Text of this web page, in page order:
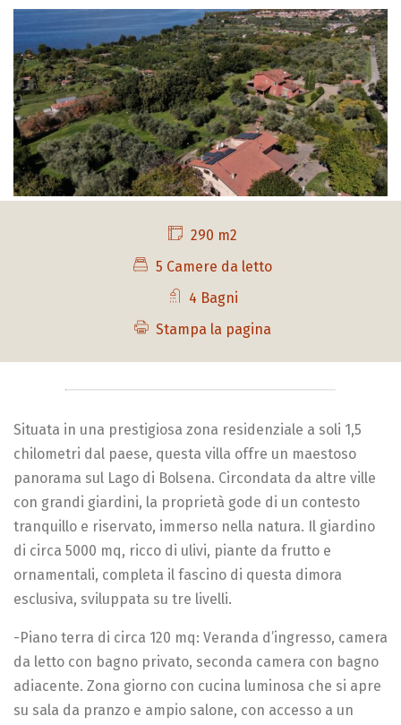
290 m2
5 Camere da letto
4 Bagni
Stampa la pagina
Situata in una prestigiosa zona residenziale a soli 1,5
chilometri dal paese, questa villa offre un maestoso
panorama sul Lago di Bolsena. Circondata da altre ville
con grandi giardini, la proprietà gode di un contesto
tranquillo e riservato, immerso nella natura. Il giardino
di circa 5000 mq, ricco di ulivi, piante da frutto e
ornamentali, completa il fascino di questa dimora
esclusiva, sviluppata su tre livelli.
-Piano terra di circa 120 mq: Veranda d’ingresso, camera
da letto con bagno privato, seconda camera con bagno
adiacente. Zona giorno con cucina luminosa che si apre
su sala da pranzo e ampio salone, con accesso a un